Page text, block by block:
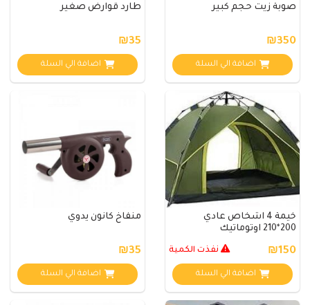
صوبة زيت حجم كبير
₪350
اضافة الي السلة
طارد قوارض صغير
₪35
اضافة الي السلة
خيمة 4 اشخاص عادي
200*210 اوتوماتيك
₪150 نفذت الكمية
اضافة الي السلة
منفاخ كانون يدوي
₪35
اضافة الي السلة